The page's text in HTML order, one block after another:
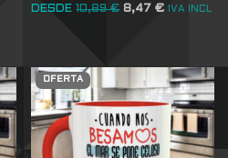
DESDE 10,89€ 8,47€ IVA INCL
OFERTA